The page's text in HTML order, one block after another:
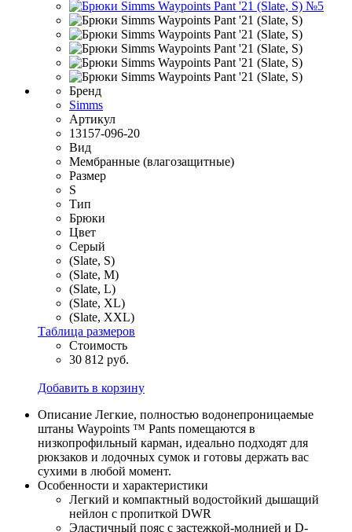
Бренд
Simms
Артикул
13157-096-20
Вид
Мембранные (влагозащитные)
Размер
S
Тип
Брюки
Цвет
Серый
(Slate, S)
(Slate, M)
(Slate, L)
(Slate, XL)
(Slate, XXL)
Таблица размеров
Стоимость
30 812 руб.
Добавить в корзину
Описание Легкие, полностью водонепроницаемые
штаны Waypoints ™ Pants помещаются в
низкопрофильный карман, идеально подходят для
рюкзаков и лодочных сумок и готовы держать вас
сухими в любой момент.
Особенности и характеристики
Легкий и компактный водостойкий дышащий
нейлон с пропиткой DWR
Эластичный пояс с застежкой-молнией и D-